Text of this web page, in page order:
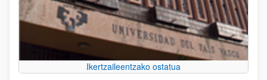
Ikertzaileentzako ostatua